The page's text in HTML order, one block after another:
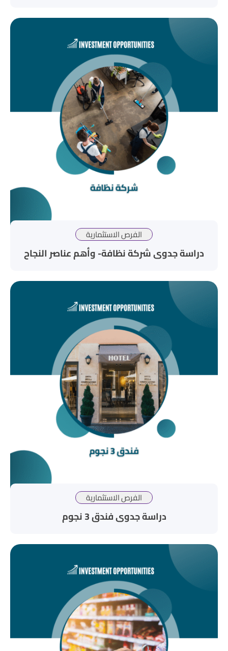
الفرص الاستثمارية
دراسة جدوى شركة نظافة- وأهم عناصر النجاح
الفرص الاستثمارية
دراسة جدوى فندق 3 نجوم